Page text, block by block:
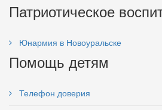
Патриотическое
Юнармия в Новоуральске
Помощь детям
Телефон доверия